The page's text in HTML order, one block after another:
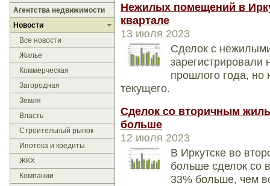
Агентства недвижимости
Новости
Все новости
Жилье
Коммерческая
Загородная
Земля
Власть
Строительный рынок
Ипотека и кредиты
ЖКХ
Компании
Нежилых помещений в
квартале
13 июля 2023
Сделок с
прошлого года, но
текущего.
Сделок со вторичным
больше
12 июля 2023
В Иркутске во
больше сделок со
33% больше, чем